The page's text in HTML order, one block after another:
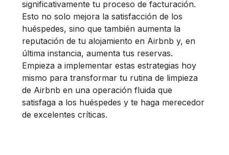
significativamente tu proceso de facturación.
Esto no solo mejora la satisfacción de los
huéspedes, sino que también aumenta la
reputación de tu alojamiento en Airbnb y, en
última instancia, aumenta tus reservas.
Empieza a implementar estas estrategias hoy
mismo para transformar tu rutina de limpieza
de Airbnb en una operación fluida que
satisfaga a los huéspedes y te haga merecedor
de excelentes críticas.